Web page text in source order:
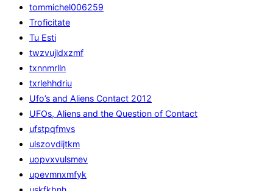
tommichel006259
Troficitate
Tu Esti
twzvujldxzmf
txnnmrlln
txrlehhdriu
Ufo’s and Aliens Contact 2012
UFOs, Aliens and the Question of Contact
ufstpqfmvs
ulszovdijtkm
uopvxvulsmev
upevmnxmfyk